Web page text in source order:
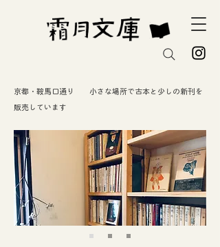
京都・鞍馬口通り 小さな場所で古本と少しの新刊を
販売しています